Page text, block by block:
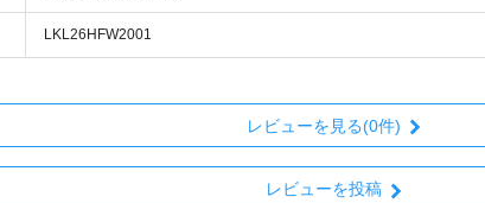
LKL26HFW2001
レビューを見る(0件)
レビューを投稿